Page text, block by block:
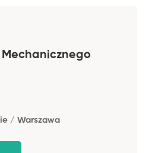
/ Warszawa